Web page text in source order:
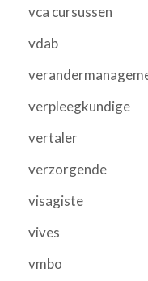
vca cursussen
vdab
verpleegkundige
vertaler
verzorgende
visagiste
vives
vmbo